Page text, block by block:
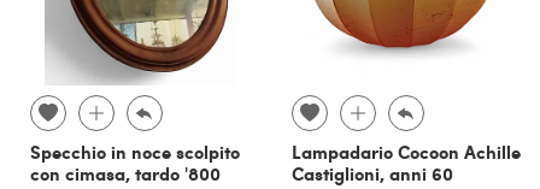
Specchio in noce scolpito
con cimasa, tardo '800
Lampadario Cocoon Achille
Castiglioni, anni 60